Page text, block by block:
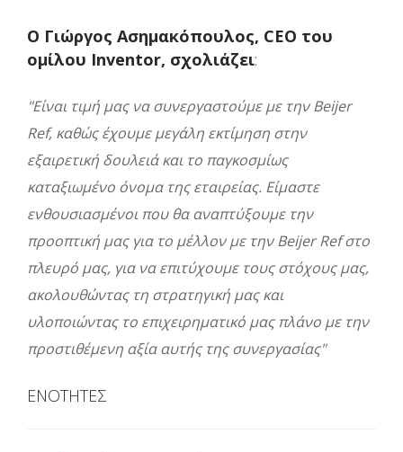
Ο Γιώργος Ασημακόπουλος, CEO του
ομίλου Inventor, σχολιάζει:
"Είναι τιμή μας να συνεργαστούμε με την Beijer
Ref, καθώς έχουμε μεγάλη εκτίμηση στην
εξαιρετική δουλειά και το παγκοσμίως
καταξιωμένο όνομα της εταιρείας. Είμαστε
ενθουσιασμένοι που θα αναπτύξουμε την
προοπτική μας για το μέλλον με την Beijer Ref στο
πλευρό μας, για να επιτύχουμε τους στόχους μας,
ακολουθώντας τη στρατηγική μας και
υλοποιώντας το επιχειρηματικό μας πλάνο με την
προστιθέμενη αξία αυτής της συνεργασίας"
ΕΝΟΤΗΤΕΣ